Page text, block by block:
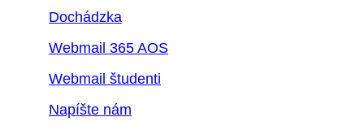
Dochádzka
Webmail 365 AOS
Webmail študenti
Napíšte nám